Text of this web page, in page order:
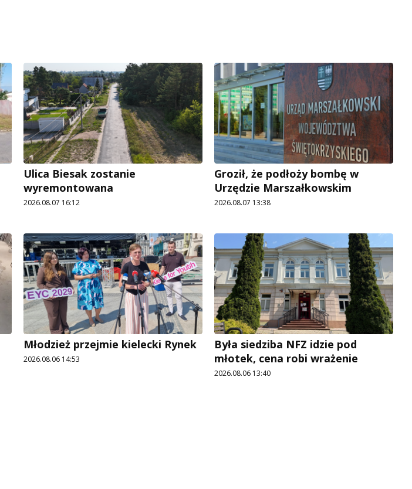
Ulica Biesak zostanie
wyremontowana
2026.08.07 16:12
Groził, że podłoży bombę w
Urzędzie Marszałkowskim
2026.08.07 13:38
Młodzież przejmie kielecki Rynek
2026.08.06 14:53
Była siedziba NFZ idzie pod
młotek, cena robi wrażenie
2026.08.06 13:40